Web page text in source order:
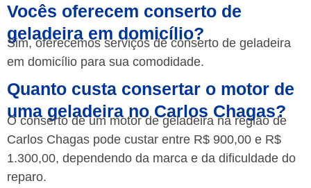
Vocês oferecem conserto de
geladeira em domicílio?
Sim, oferecemos serviços de conserto de geladeira
em domicílio para sua comodidade.
Quanto custa consertar o motor de
uma geladeira no Carlos Chagas?
O conserto de um motor de geladeira na região de
Carlos Chagas pode custar entre R$ 900,00 e R$
1.300,00, dependendo da marca e da dificuldade do
reparo.